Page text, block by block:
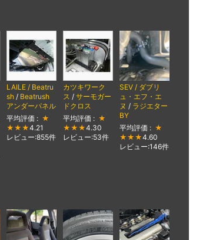
LAILE / Beatru
sh / Beatrush
アンダーパネル
平均評価 : ★
★★★4.21
レビュー:855件
カツキワーク
ス / サーモガー
ドクロス
平均評価 : ★
★★★4.30
レビュー:53件
SEV / ダブリ
ュ・エフ・エ
ヌ / ラジエター
BY
平均評価 : ★
★★★4.60
レビュー:146件